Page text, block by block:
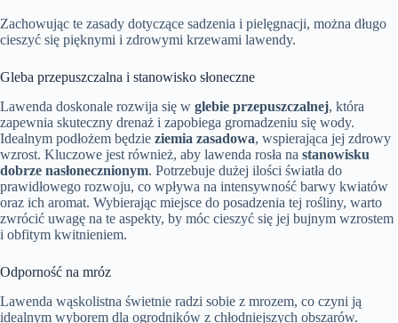
Zachowując te zasady dotyczące sadzenia i pielęgnacji, można długo
cieszyć się pięknymi i zdrowymi krzewami lawendy.
Gleba przepuszczalna i stanowisko słoneczne
Lawenda doskonale rozwija się w glebie przepuszczalnej, która
zapewnia skuteczny drenaż i zapobiega gromadzeniu się wody.
Idealnym podłożem będzie ziemia zasadowa, wspierająca jej zdrowy
wzrost. Kluczowe jest również, aby lawenda rosła na stanowisku
dobrze nasłonecznionym. Potrzebuje dużej ilości światła do
prawidłowego rozwoju, co wpływa na intensywność barwy kwiatów
oraz ich aromat. Wybierając miejsce do posadzenia tej rośliny, warto
zwrócić uwagę na te aspekty, by móc cieszyć się jej bujnym wzrostem
i obfitym kwitnieniem.
Odporność na mróz
Lawenda wąskolistna świetnie radzi sobie z mrozem, co czyni ją
idealnym wyborem dla ogrodników z chłodniejszych obszarów.